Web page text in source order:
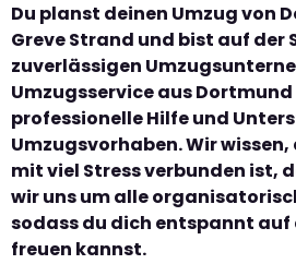
Du planst deinen Umzug von
Greve Strand und bist auf der
zuverlässigen
Umzugsservice aus
professionelle Hilfe und
Umzugsvorhaben. Wir
mit viel Stress verbunden ist,
wir uns um alle
sodass du dich entspannt auf
freuen kannst.